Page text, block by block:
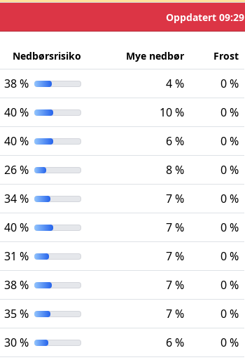
Oppdatert 09:29
Nedbørsrisiko Mye nedbør Frost
38 % 4 %
0 %
40 % 10 %
0 %
40 % 6 %
0 %
26 % 8 %
0 %
34 % 7 %
0 %
40 % 7 %
0 %
31 % 7 %
0 %
38 % 7 %
0 %
35 % 7 %
0 %
30 % 6 %
0 %